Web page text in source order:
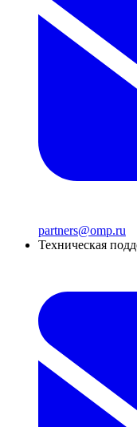
partners@omp.ru
Техническая